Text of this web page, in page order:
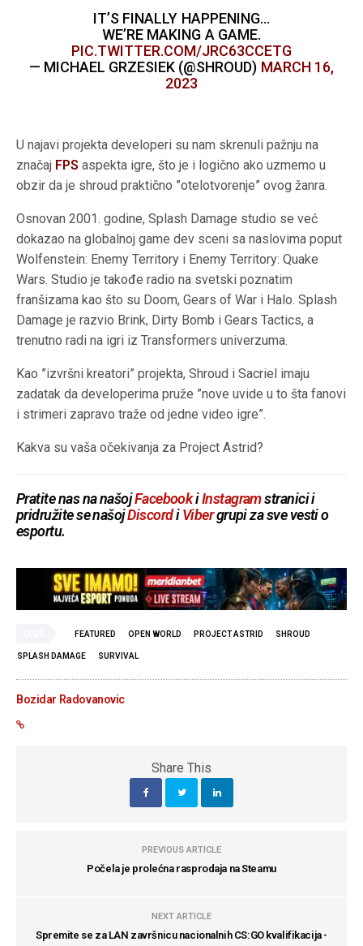
IT’S FINALLY HAPPENING…
WE’RE MAKING A GAME.
PIC.TWITTER.COM/JRC63CCETG
— MICHAEL GRZESIEK (@SHROUD) MARCH 16,
2023
U najavi projekta developeri su nam skrenuli pažnju na
značaj FPS aspekta igre, što je i logično ako uzmemo u
obzir da je shroud praktično ”otelotvorenje” ovog žanra.
Osnovan 2001. godine, Splash Damage studio se već
dokazao na globalnoj game dev sceni sa naslovima poput
Wolfenstein: Enemy Territory i Enemy Territory: Quake
Wars. Studio je takođe radio na svetski poznatim
franšizama kao što su Doom, Gears of War i Halo. Splash
Damage je razvio Brink, Dirty Bomb i Gears Tactics, a
trenutno radi na igri iz Transformers univerzuma.
Kao ”izvršni kreatori” projekta, Shroud i Sacriel imaju
zadatak da developerima pruže ”nove uvide u to šta fanovi
i strimeri zapravo traže od jedne video igre”.
Kakva su vaša očekivanja za Project Astrid?
Pratite nas na našojFacebookiInstagramstranici i
pridružite se našojDiscordiVibergrupi za sve vesti o
esportu.
FEATURED OPEN WORLD PROJECT ASTRID SHROUD
SPLASH DAMAGE SURVIVAL
Bozidar Radovanovic
Share This
PREVIOUS ARTICLE
Počela je prolećna rasprodaja na Steamu
NEXT ARTICLE
Spremite se za LAN završnicu nacionalnih CS:GO kvalifikacija -